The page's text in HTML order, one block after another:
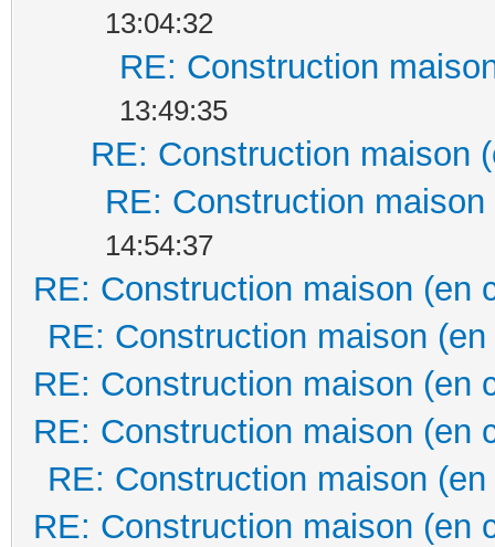
13:04:32
RE: Construction
13:49:35
RE: Construction maison
RE: Construction
14:54:37
RE: Construction maison (en
RE: Construction maison
RE: Construction maison (en
RE: Construction maison (en
RE: Construction maison
RE: Construction maison (en